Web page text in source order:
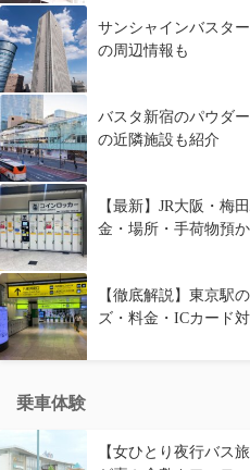
サンシャインバスタ
の周辺情報も
バスタ新宿のパウダ
の近隣施設も紹介
【最新】JR大阪・梅
金・場所・手荷物預
【徹底解説】東京駅
ズ・料金・ICカード
乗車体験
【女ひとり夜行バス